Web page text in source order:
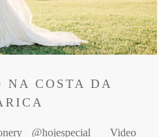
NA COSTA DA
@hojespecial Video